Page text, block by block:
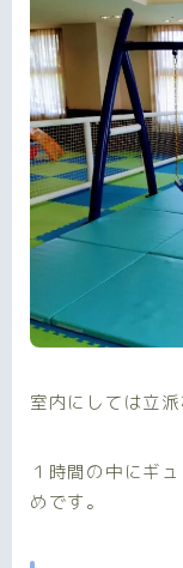
室内にしては立
１時間の中にギ
めです。